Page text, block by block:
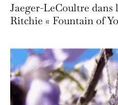
Jaeger-LeCoultre
Ritchie « Fountain of